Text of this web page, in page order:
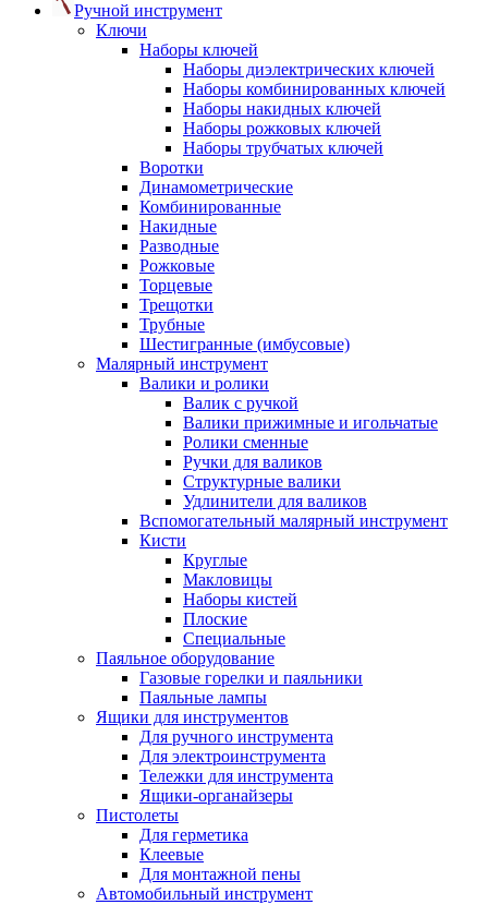
Ручной инструмент
Ключи
Наборы ключей
Наборы диэлектрических ключей
Наборы комбинированных ключей
Наборы накидных ключей
Наборы рожковых ключей
Наборы трубчатых ключей
Воротки
Динамометрические
Комбинированные
Накидные
Разводные
Рожковые
Торцевые
Трещотки
Трубные
Шестигранные (имбусовые)
Малярный инструмент
Валики и ролики
Валик с ручкой
Валики прижимные и игольчатые
Ролики сменные
Ручки для валиков
Структурные валики
Удлинители для валиков
Вспомогательный малярный инструмент
Кисти
Круглые
Макловицы
Наборы кистей
Плоские
Специальные
Паяльное оборудование
Газовые горелки и паяльники
Паяльные лампы
Ящики для инструментов
Для ручного инструмента
Для электроинструмента
Тележки для инструмента
Ящики-органайзеры
Пистолеты
Для герметика
Клеевые
Для монтажной пены
Автомобильный инструмент